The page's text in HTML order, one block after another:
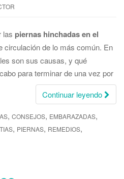
las piernas hinchadas en el
circulación de lo más común. En
son sus causas, y qué
para terminar de una vez por
Continuar leyendo
, CONSEJOS, EMBARAZADAS,
, PIERNAS, REMEDIOS,